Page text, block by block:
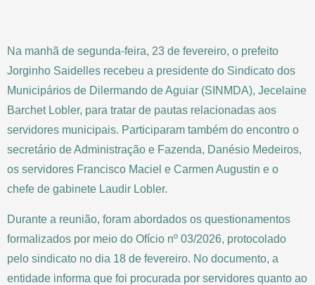
Na manhã de segunda-feira, 23 de fevereiro, o prefeito
Jorginho Saidelles recebeu a presidente do Sindicato dos
Municipários de Dilermando de Aguiar (SINMDA), Jecelaine
Barchet Lobler, para tratar de pautas relacionadas aos
servidores municipais. Participaram também do encontro o
secretário de Administração e Fazenda, Danésio Medeiros,
os servidores Francisco Maciel e Carmen Augustin e o
chefe de gabinete Laudir Lobler.
Durante a reunião, foram abordados os questionamentos
formalizados por meio do Ofício nº 03/2026, protocolado
pelo sindicato no dia 18 de fevereiro. No documento, a
entidade informa que foi procurada por servidores quanto ao